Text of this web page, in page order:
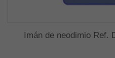
Imán de neodimio Ref.